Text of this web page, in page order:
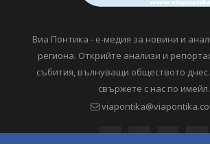
Виа Понтика - е-медия за новини и
региона. Открийте анализи и
събития, вълнуващи обществото
свържете с нас по имейл.